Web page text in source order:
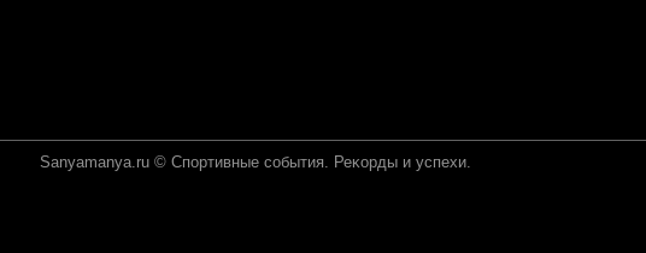
Sanyamanya.ru © Спортивные события. Реκорды и успехи.